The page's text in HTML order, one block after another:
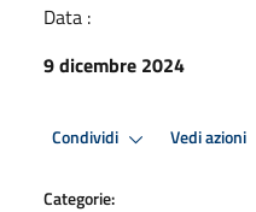
Data :
9 dicembre 2024
Condividi Vedi azioni
Categorie: